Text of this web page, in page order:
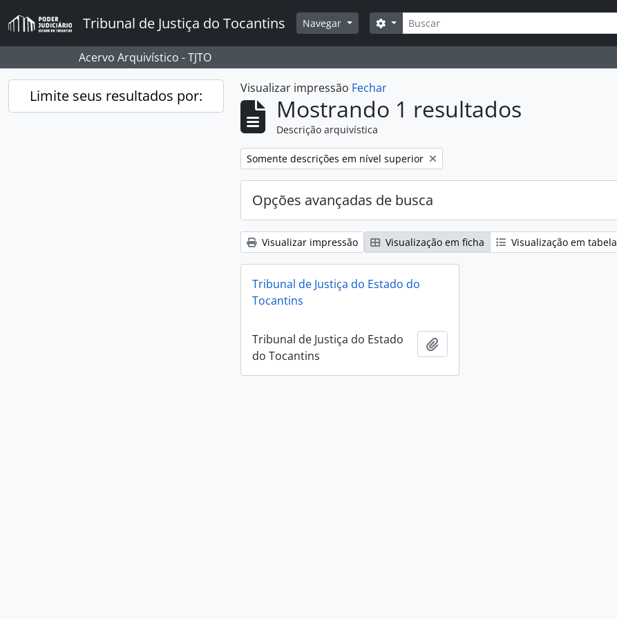
Tribunal de Justiça do Tocantins Navegar Buscar
Opções de busca
Acervo Arquivístico - TJTO
Limite seus resultados por: Visualizar impressão Fechar
Mostrando 1 resultados
Descrição arquivística
Remover filtro:
Somente descrições em nível superior
Opções avançadas de busca
Visualizar impressão Visualização em ficha Visualização em tabela
Tribunal de Justiça do Estado do
Tocantins
Tribunal de Justiça do Estado
do Tocantins